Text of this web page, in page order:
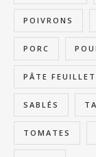
POIVRONS
PORC
PÂTE
SABLÉS
TOMATES